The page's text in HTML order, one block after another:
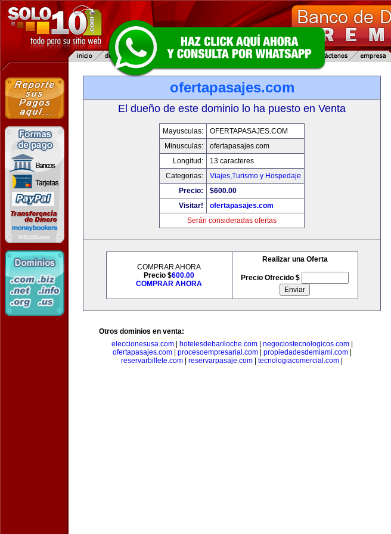
ofertapasajes.com
El dueño de este dominio lo ha puesto en Venta
Mayusculas:
OFERTAPASAJES.COM
Minusculas:
ofertapasajes.com
Longitud:
13 caracteres
Categorias:
Viajes,Turismo y Hospedaje
Precio:
$600.00
Visitar!
ofertapasajes.com
Serán consideradas ofertas
COMPRAR AHORA
Precio $600.00
COMPRAR AHORA
Realizar una Oferta
Precio Ofrecido $
Otros dominios en venta:
eleccionesusa.com| hotelesdebariloche.com| negociostecnologicos.com|
ofertapasajes.com| procesoempresarial.com| propiedadesdemiami.com|
reservarbillete.com
reservarpasaje.com tecnologiacomercial.com